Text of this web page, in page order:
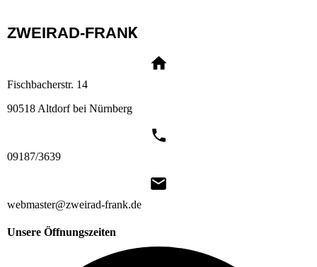
ZWEIRAD-FRANK
Fischbacherstr. 14
90518 Altdorf bei Nürnberg
09187/3639
webmaster@zweirad-frank.de
Unsere Öffnungszeiten